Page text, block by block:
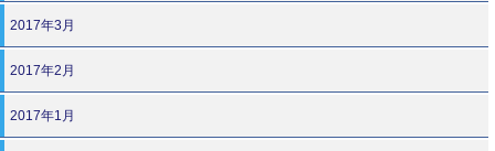
2017年3月
2017年2月
2017年1月